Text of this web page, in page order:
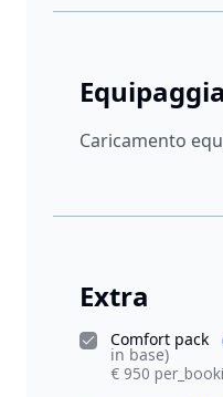
Caricamento
Extra
Comfort pack
in base)
€ 950